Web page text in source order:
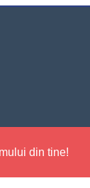
din tine!